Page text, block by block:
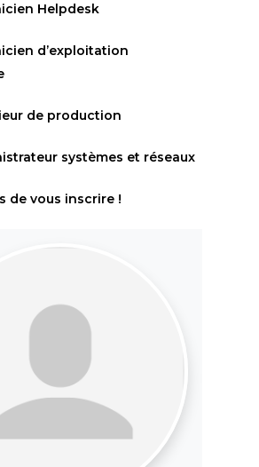
Helpdesk
d’exploitation
de production
systèmes et réseaux
de vous inscrire !